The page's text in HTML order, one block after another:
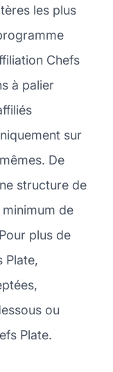
les plus
Chefs
à palier
sur
De
structure de
de
plus de
Plate,
ou
Plate.